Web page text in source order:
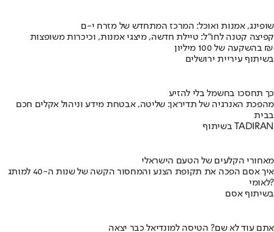
שופינג, אמנות ואוכל: המרכז המתחדש של מזרח י-ם
קפיצה קטנה לחו"ל: טיילת חדשה, מיצגי אמנות, וכיכרות משופצות
בהשקעה של 100 מיליון ₪
בשיתוף עיריית ירושלים
כך תחסכו בחשמל בלי להזיע
מהפכת האנרגיה של תדיראן: שליטה, אבטחת מידע וניהול אקלים חכם
בבית
בשיתוף TADIRAN
מאחורי הקלעים של הטעם הישראלי
איך אסם הפכה את תקופת הצנע והמחסור הקשה של שנות ה-40 למותג
לאומי?
בשיתוף אסם
אתם עוד לא שם? הטיסה למונדיאל כבר יצאה